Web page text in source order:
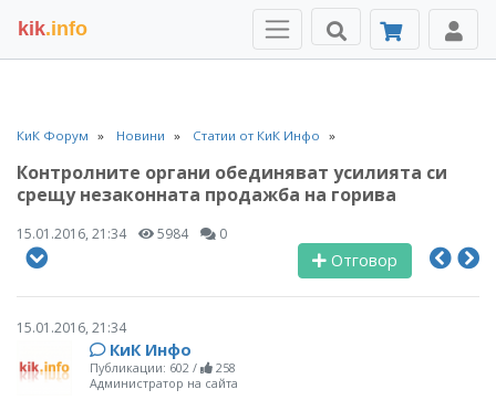
kik.info
КиК Форум Новини Статии от КиК Инфо
Контролните органи обединяват усилията си
срещу незаконната продажба на горива
15.01.2016, 21:34 5984 0
Отговор
15.01.2016, 21:34
КиК Инфо
Публикации: 602 /
258
Администратор на сайта